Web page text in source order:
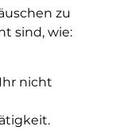
zu
sind, wie:
nicht